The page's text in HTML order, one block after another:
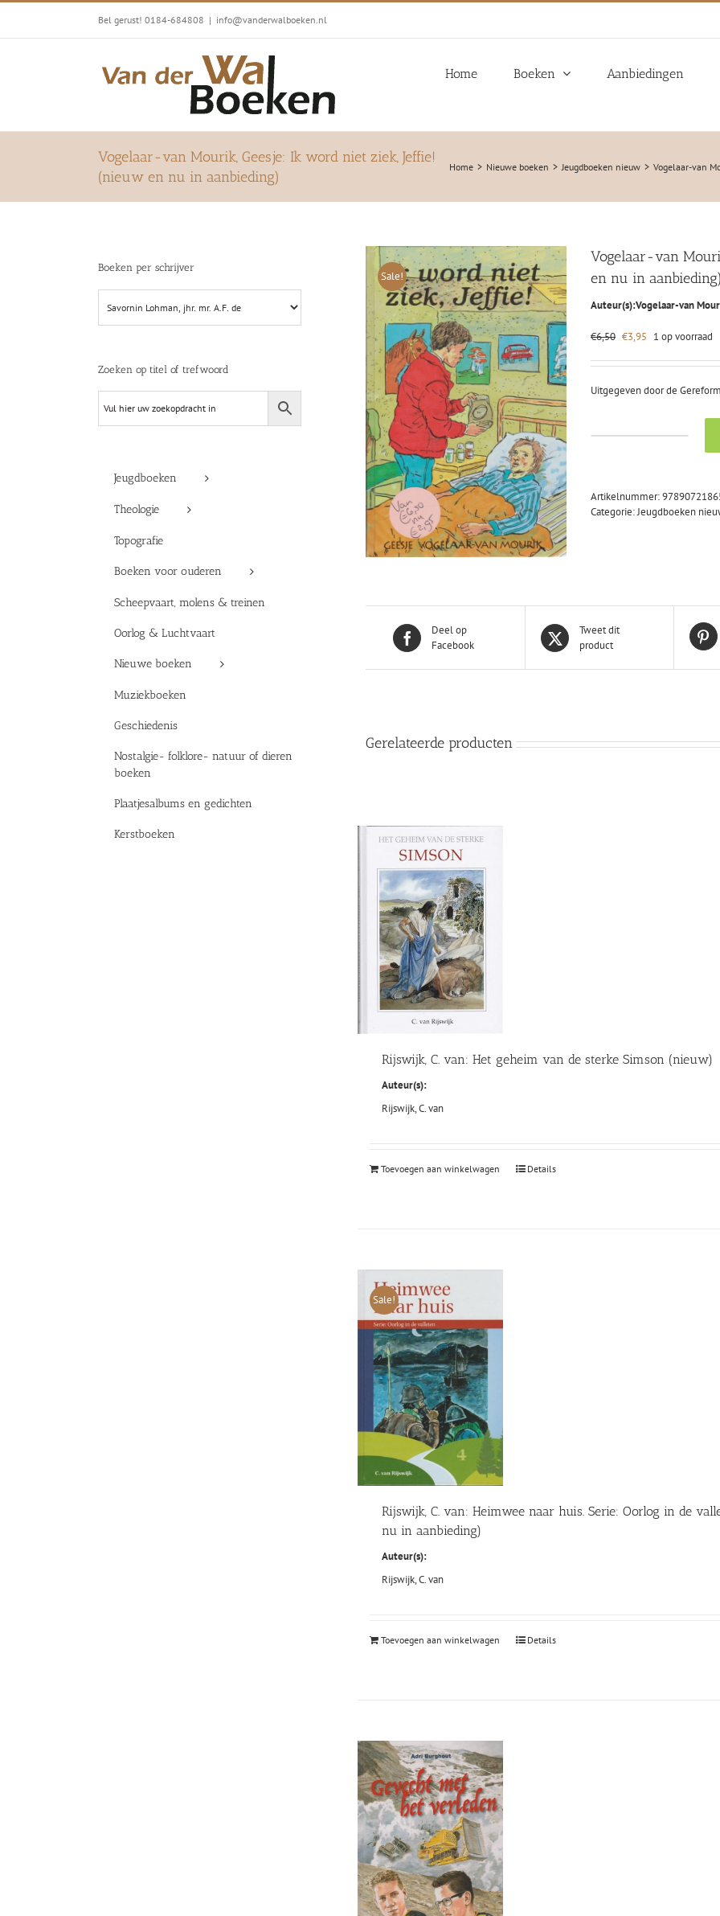
Ga
inhoud
Bel gerust! 0184-684808 | info@vanderwalboeken.nl
Home Boeken Aanbiedingen
Vogelaar-van Mourik, Geesje: Ik word niet ziek, Jeffie!
(nieuw en nu in aanbieding)
Home Nieuwe boeken Jeugdboeken nieuw Vogelaar-van
Sale!
Vogelaar-van
en nu in aanbieding)
Auteur(s):Vogelaar-van
€6,50 Oorspronkelijke
was:
€3,95 Huidige
is:
1 op voorraad
Uitgegeven door de
Ik
word
nu
aanbieding)
Artikelnummer:
Categorie:Jeugdboeken
Deel op
Facebook
Tweet dit
product
Gerelateerde producten
Rijswijk, C. van: Het geheim van de sterke Simson (nieuw)
Auteur(s):
Rijswijk, C. van
Toevoegen aan winkelwagen Details
Sale!
Rijswijk, C. van: Heimwee naar huis. Serie: Oorlog in de
nu in aanbieding)
Auteur(s):
Rijswijk, C. van
Toevoegen aan winkelwagen Details
Boeken per schrijver
Zoeken op titel of trefwoord
Jeugdboeken
Theologie
Topografie
Boeken voor ouderen
Scheepvaart, molens & treinen
Oorlog & Luchtvaart
Nieuwe boeken
Muziekboeken
Geschiedenis
Nostalgie- folklore- natuur of dieren
boeken
Plaatjesalbums en gedichten
Kerstboeken